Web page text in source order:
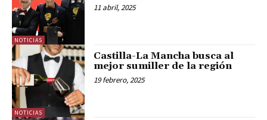
NOTICIAS
11 abril, 2025
NOTICIAS
Castilla-La Mancha busca al
mejor sumiller de la región
19 febrero, 2025